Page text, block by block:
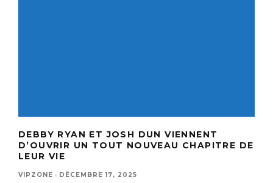
DEBBY RYAN ET JOSH DUN VIENNENT
D’OUVRIR UN TOUT NOUVEAU CHAPITRE DE
LEUR VIE
VIPZONE · DÉCEMBRE 17, 2025